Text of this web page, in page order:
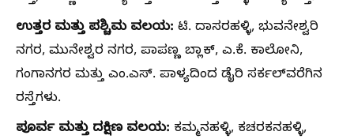
ಉತ್ತರ ಮತ್ತು ಪಶ್ಚಿಮ ವಲಯ: ಟಿ. ದಾಸರಹಳ್ಳಿ, ಭುವನೇಶ್ವರಿ
ನಗರ, ಮುನೇಶ್ವರ ನಗರ, ಪಾಪಣ್ಣ ಬ್ಲಾಕ್, ಎ.ಕೆ. ಕಾಲೋನಿ,
ಗಂಗಾನಗರ ಮತ್ತು ಎಂ.ಎಸ್. ಪಾಳ್ಯದಿಂದ ಡೈರಿ ಸರ್ಕಲ್‌ವರೆಗಿನ
ರಸ್ತೆಗಳು.
ಪೂರ್ವ ಮತ್ತು ದಕ್ಷಿಣ ವಲಯ: ಕಮ್ಮನಹಳ್ಳಿ, ಕಚರಕನಹಳ್ಳಿ,